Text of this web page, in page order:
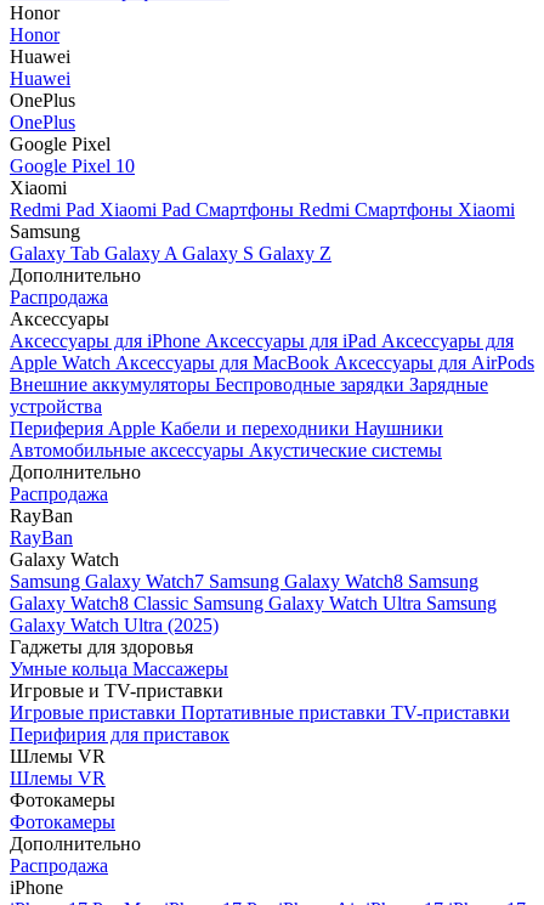
Honor
Honor
Huawei
Huawei
OnePlus
OnePlus
Google Pixel
Google Pixel 10
Xiaomi
Redmi Pad Xiaomi Pad Смартфоны Redmi Смартфоны Xiaomi
Samsung
Galaxy Tab Galaxy A Galaxy S Galaxy Z
Дополнительно
Распродажа
Аксессуары
Аксессуары для iPhone Аксессуары для iPad Аксессуары для
Apple Watch Аксессуары для MacBook Аксессуары для AirPods
Внешние аккумуляторы Беспроводные зарядки Зарядные
устройства
Периферия Apple Кабели и переходники Наушники
Автомобильные аксессуары Акустические системы
Дополнительно
Распродажа
RayBan
RayBan
Galaxy Watch
Samsung Galaxy Watch7 Samsung Galaxy Watch8 Samsung
Galaxy Watch8 Classic Samsung Galaxy Watch Ultra Samsung
Galaxy Watch Ultra (2025)
Гаджеты для здоровья
Умные кольца Массажеры
Игровые и TV-приставки
Игровые приставки Портативные приставки TV-приставки
Перифирия для приставок
Шлемы VR
Шлемы VR
Фотокамеры
Фотокамеры
Дополнительно
Распродажа
iPhone